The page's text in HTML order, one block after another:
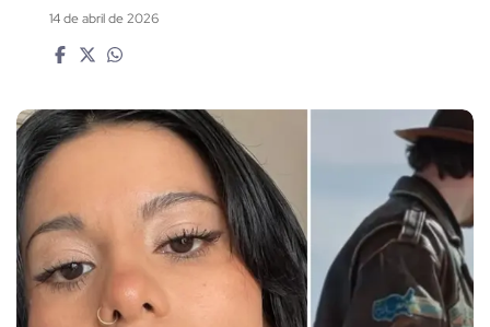
14 de abril de 2026